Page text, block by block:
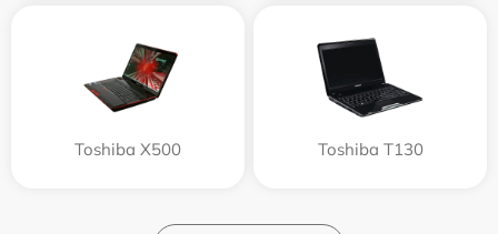
Toshiba X500 Toshiba T130